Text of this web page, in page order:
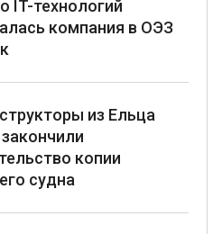
IT-технологий
компания в ОЭЗ
из Ельца
копии
судна